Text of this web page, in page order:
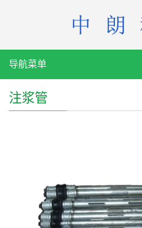
导航菜单
注浆管